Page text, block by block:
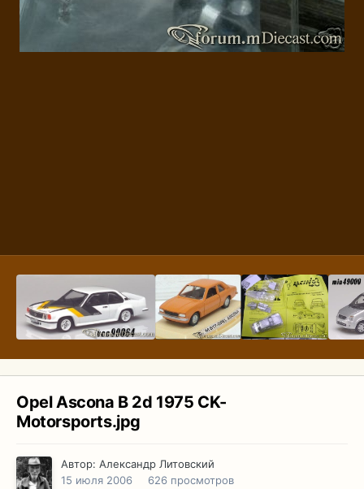
Opel Ascona B 2d 1975 CK-
Motorsports.jpg
Автор: Александр Литовский
15 июля 2006
626 просмотров